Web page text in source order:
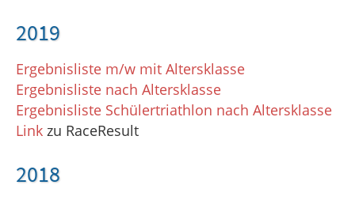
2019
Ergebnisliste m/w mit Altersklasse
Ergebnisliste nach Altersklasse
Ergebnisliste Schülertriathlon nach Altersklasse
Link zu RaceResult
2018